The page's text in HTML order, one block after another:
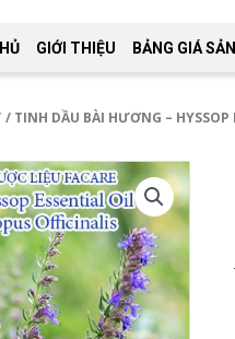
GIỚI THIỆU BẢNG GIÁ
/ TINH DẦU BÀI HƯƠNG – HYSSOP